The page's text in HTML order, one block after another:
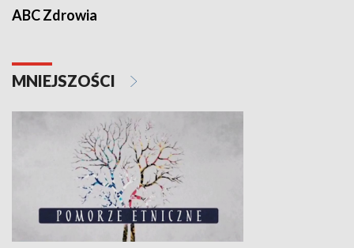
ABC Zdrowia
MNIEJSZOŚCI